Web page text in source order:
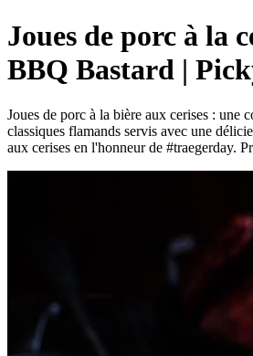
Joues de porc à la
BBQ Bastard |
Joues de porc à la bière aux cerises : une
classiques flamands servis avec une
aux cerises en l'honneur de #traegerday.